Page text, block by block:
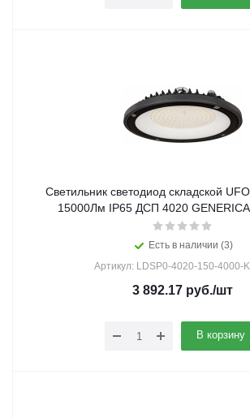
Светильник светодиод складской
15000Лм IP65 ДСП 4020
Есть в наличии (3)
Артикул: LDSP0-4020-150-4000-
3 892.17 руб./шт
В корзину